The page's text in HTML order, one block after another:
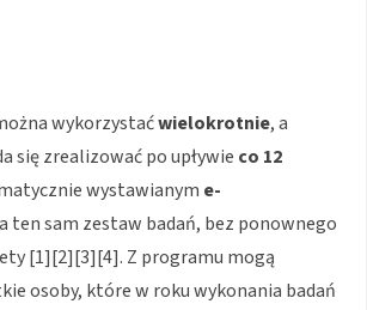
wykorzystaćwielokrotnie, a
się zrealizować po upływie co 12
wystawianym e-
ten sam zestaw badań, bez ponownego
[1][2][3][4]. Z programu mogą
osoby, które w roku wykonania badań